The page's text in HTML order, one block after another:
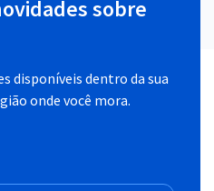
sobre
disponíveis dentro da sua
onde você mora.